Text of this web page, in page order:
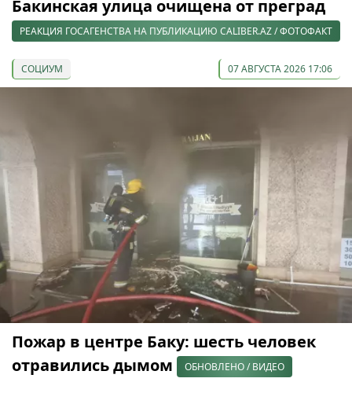
Бакинская улица очищена от преград
РЕАКЦИЯ ГОСАГЕНСТВА НА ПУБЛИКАЦИЮ CALIBER.AZ / ФОТОФАКТ
СОЦИУМ 07 АВГУСТА 2026 17:06
Пожар в центре Баку: шесть человек
отравились дымом
ОБНОВЛЕНО / ВИДЕО